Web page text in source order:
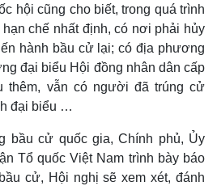
hội cũng cho biết, trong quá trình
chế nhất định, có nơi phải hủy
hành bầu cử lại; có địa phương
đại biểu Hội đồng nhân dân cấp
thêm, vẫn có người đã trúng cử
đại biểu …
bầu cử quốc gia, Chính phủ, Ủy
Tổ quốc Việt Nam trình bày báo
cử, Hội nghị sẽ xem xét, đánh